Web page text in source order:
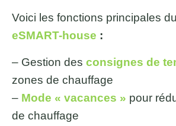
Voici les fonctions principales
eSMART-house :
– Gestion des consignes de
zones de chauffage
– Mode « vacances » pour
de chauffage